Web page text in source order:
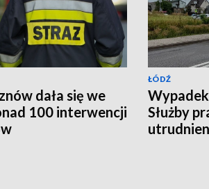
dała się we
100 interwencji
ŁÓDŹ
Służby